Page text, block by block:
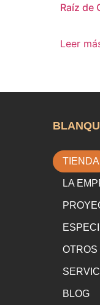
Raíz de
Leer
TIENDA
LA
OTROS
BLOG